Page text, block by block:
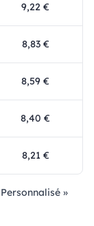
9,22 €
8,83 €
8,59 €
8,40 €
8,21 €
»